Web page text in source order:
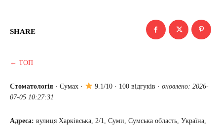
SHARE
← ТОП
Стоматологія · Сумах · 9.1/10 · 100 відгуків · оновлено: 2026-
07-05 10:27:31
Адреса: вулиця Харківська, 2/1, Суми, Сумська область, Україна,